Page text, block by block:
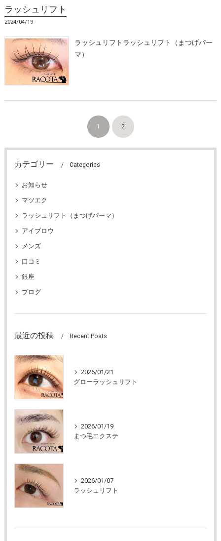
ラッシュリフト
2024/04/19
ラッシュリフトラッシュリフト（まつげパー
マ）
1 2
カテゴリー Categories
お知らせ
マツエク
ラッシュリフト（まつげパーマ）
アイブロウ
メンズ
口コミ
銀座
ブログ
最近の投稿 Recent Posts
2026/01/21
グローラッシュリフト
2026/01/19
まつ毛エクステ
2026/01/07
ラッシュリフト